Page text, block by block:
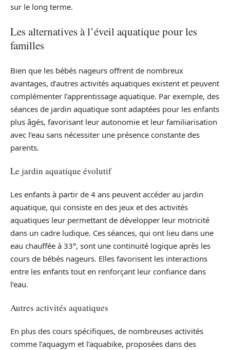
sur le long terme.
Les alternatives à l’éveil aquatique pour les
familles
Bien que les bébés nageurs offrent de nombreux
avantages, d’autres activités aquatiques existent et peuvent
complémenter l’apprentissage aquatique. Par exemple, des
séances de jardin aquatique sont adaptées pour les enfants
plus âgés, favorisant leur autonomie et leur familiarisation
avec l’eau sans nécessiter une présence constante des
parents.
Le jardin aquatique évolutif
Les enfants à partir de 4 ans peuvent accéder au jardin
aquatique, qui consiste en des jeux et des activités
aquatiques leur permettant de développer leur motricité
dans un cadre ludique. Ces séances, qui ont lieu dans une
eau chauffée à 33°, sont une continuité logique après les
cours de bébés nageurs. Elles favorisent les interactions
entre les enfants tout en renforçant leur confiance dans
l’eau.
Autres activités aquatiques
En plus des cours spécifiques, de nombreuses activités
comme l’aquagym et l’aquabike, proposées dans des